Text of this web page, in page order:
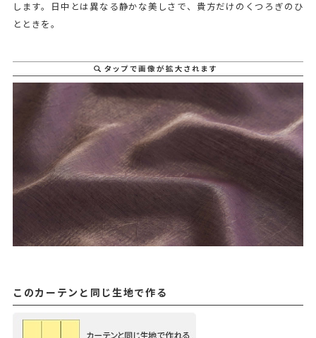
します。日中とは異なる静かな美しさで、貴方だけのくつろぎのひ
とときを。
このカーテンと同じ生地で作る